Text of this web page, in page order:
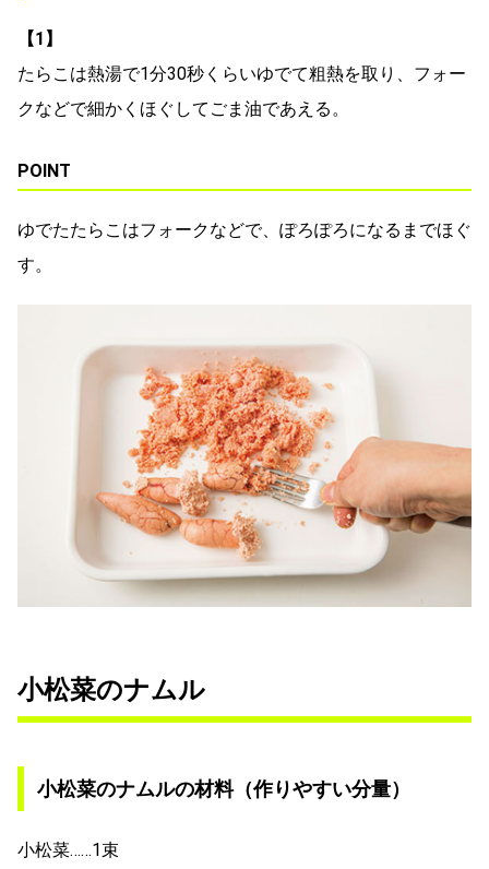
【1】
たらこは熱湯で1分30秒くらいゆでて粗熱を取り、フォー
クなどで細かくほぐしてごま油であえる。
POINT
ゆでたたらこはフォークなどで、ぽろぽろになるまでほぐ
す。
小松菜のナムル
小松菜のナムルの材料（作りやすい分量）
小松菜……1束